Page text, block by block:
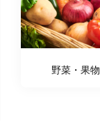
野菜・果物